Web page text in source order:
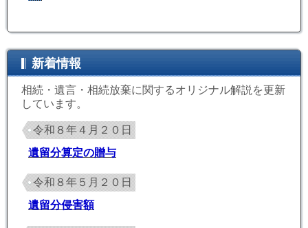
新着情報
相続・遺言・相続放棄に関するオリジナル解説を更新
しています。
令和８年４月２０日
遺留分算定の贈与
令和８年５月２０日
遺留分侵害額